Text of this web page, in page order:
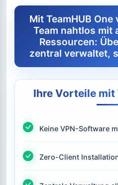
Mit TeamHUB
Team nahtlos mit
Ressourcen:
zentral verwaltet,
Ihre Vorteile mit